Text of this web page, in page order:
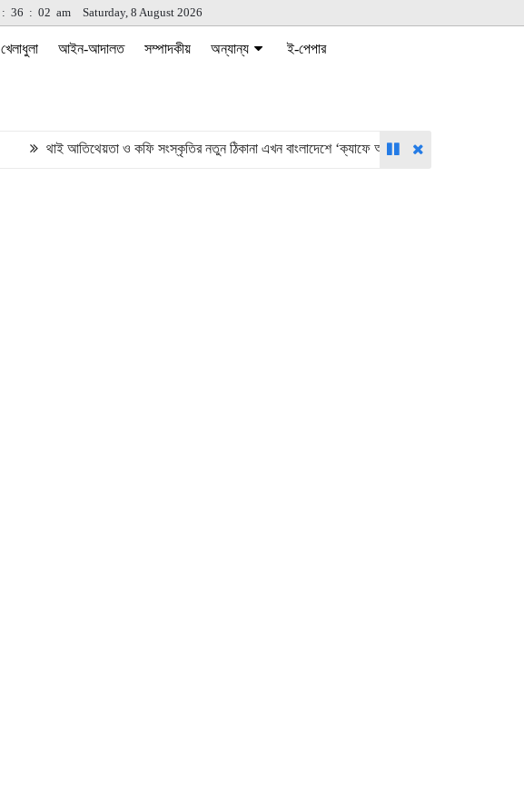
: 36 : 02 am Saturday, 8 August 2026
খেলাধুলা আইন-আদালত সম্পাদকীয় অন্যান্য ই-পেপার
থাই আতিথেয়তা ও কফি সংস্কৃতির নতুন ঠিকানা এখন বাংলাদেশে ‘ক্যাফে আমাজন’